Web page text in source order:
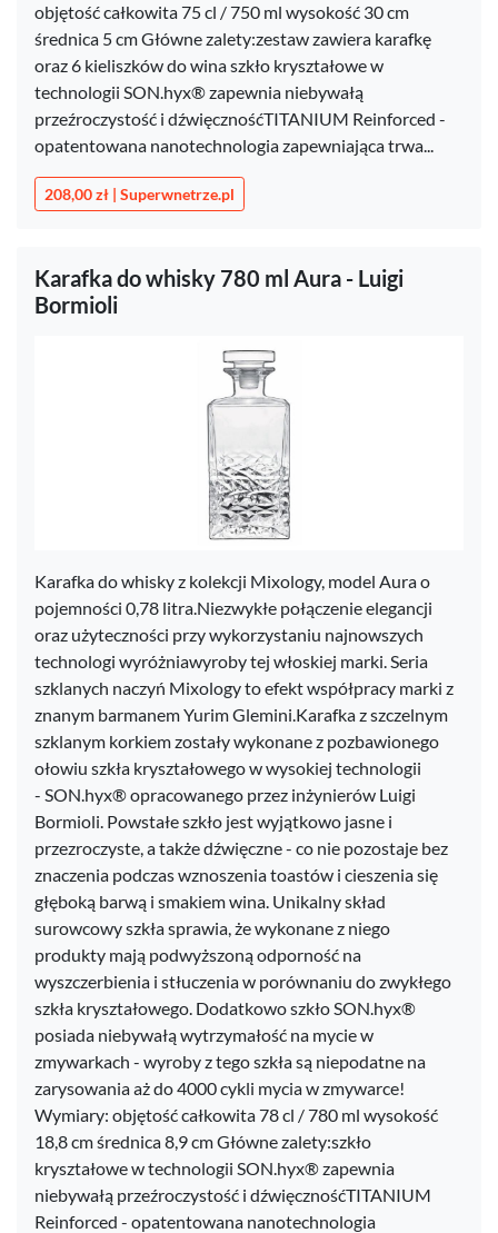
objętość całkowita 75 cl / 750 ml wysokość 30 cm
średnica 5 cm Główne zalety:zestaw zawiera karafkę
oraz 6 kieliszków do wina szkło kryształowe w
technologii SON.hyx® zapewnia niebywałą
przeźroczystość i dźwięcznośćTITANIUM Reinforced -
opatentowana nanotechnologia zapewniająca trwa...
208,00 zł | Superwnetrze.pl
Karafka do whisky 780 ml Aura - Luigi
Bormioli
Karafka do whisky z kolekcji Mixology, model Aura o
pojemności 0,78 litra.Niezwykłe połączenie elegancji
oraz użyteczności przy wykorzystaniu najnowszych
technologi wyróżniawyroby tej włoskiej marki. Seria
szklanych naczyń Mixology to efekt współpracy marki z
znanym barmanem Yurim Glemini.Karafka z szczelnym
szklanym korkiem zostały wykonane z pozbawionego
ołowiu szkła kryształowego w wysokiej technologii
- SON.hyx® opracowanego przez inżynierów Luigi
Bormioli. Powstałe szkło jest wyjątkowo jasne i
przezroczyste, a także dźwięczne - co nie pozostaje bez
znaczenia podczas wznoszenia toastów i cieszenia się
głęboką barwą i smakiem wina. Unikalny skład
surowcowy szkła sprawia, że wykonane z niego
produkty mają podwyższoną odporność na
wyszczerbienia i stłuczenia w porównaniu do zwykłego
szkła kryształowego. Dodatkowo szkło SON.hyx®
posiada niebywałą wytrzymałość na mycie w
zmywarkach - wyroby z tego szkła są niepodatne na
zarysowania aż do 4000 cykli mycia w zmywarce!
Wymiary: objętość całkowita 78 cl / 780 ml wysokość
18,8 cm średnica 8,9 cm Główne zalety:szkło
kryształowe w technologii SON.hyx® zapewnia
niebywałą przeźroczystość i dźwięcznośćTITANIUM
Reinforced - opatentowana nanotechnologia